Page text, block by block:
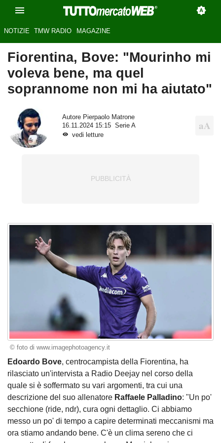
NOTIZIE TMW RADIO MAGAZINE
Fiorentina, Bove: "Mourinho mi
voleva bene, ma quel
soprannome non mi ha aiutato"
Autore Pierpaolo Matrone
16.11.2024 15:15
Serie A
vedi letture
© foto di www.imagephotoagency.it
Edoardo Bove, centrocampista della Fiorentina, ha
rilasciato un'intervista a Radio Deejay nel corso della
quale si è soffermato su vari argomenti, tra cui una
descrizione del suo allenatore Raffaele Palladino: "Un po'
secchione (ride, ndr), cura ogni dettaglio. Ci abbiamo
messo un po' di tempo a capire determinati meccanismi ma
ora stiamo andando bene. C'è un clima sereno che ci